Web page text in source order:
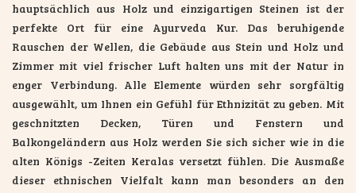
hauptsächlich aus Holz und einzigartigen Steinen ist der
perfekte Ort für eine Ayurveda Kur. Das beruhigende
Rauschen der Wellen, die Gebäude aus Stein und Holz und
Zimmer mit viel frischer Luft halten uns mit der Natur in
enger Verbindung. Alle Elemente würden sehr sorgfältig
ausgewählt, um Ihnen ein Gefühl für Ethnizität zu geben. Mit
geschnitzten Decken, Türen und Fenstern und
Balkongeländern aus Holz werden Sie sich sicher wie in die
alten Königs -Zeiten Keralas versetzt fühlen. Die Ausmaße
dieser ethnischen Vielfalt kann man besonders an den